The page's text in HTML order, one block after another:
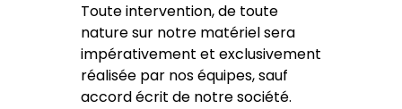
Toute intervention, de toute
nature sur notre matériel sera
impérativement et exclusivement
réalisée par nos équipes, sauf
accord écrit de notre société.